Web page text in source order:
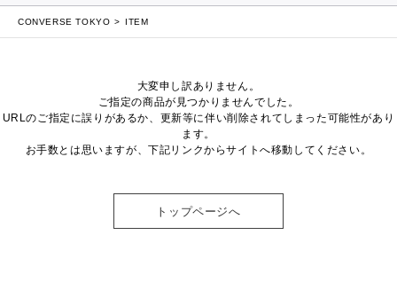
CONVERSE TOKYO ITEM
大変申し訳ありません。
ご指定の商品が見つかりませんでした。
URLのご指定に誤りがあるか、更新等に伴い削除されてしまった可能性があり
ます。
お手数とは思いますが、下記リンクからサイトへ移動してください。
トップページへ